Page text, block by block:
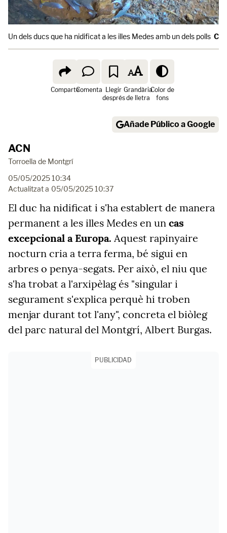
Un dels ducs que ha nidificat a les illes Medes amb un dels polls
ComparteComenta Llegir
després
Grandària
de lletra
Color de
fons
Añade Público a Google
ACN
Torroella de Montgrí
05/05/2025 10:34
Actualitzat a 05/05/2025 10:37
El duc ha nidificat i s'ha establert de manera
permanent a les illes Medes en un cas
excepcional a Europa. Aquest rapinyaire
nocturn cria a terra ferma, bé sigui en
arbres o penya-segats. Per això, el niu que
s'ha trobat a l'arxipèlag és "singular i
segurament s'explica perquè hi troben
menjar durant tot l'any", concreta el biòleg
del parc natural del Montgrí, Albert Burgas.
PUBLICIDAD